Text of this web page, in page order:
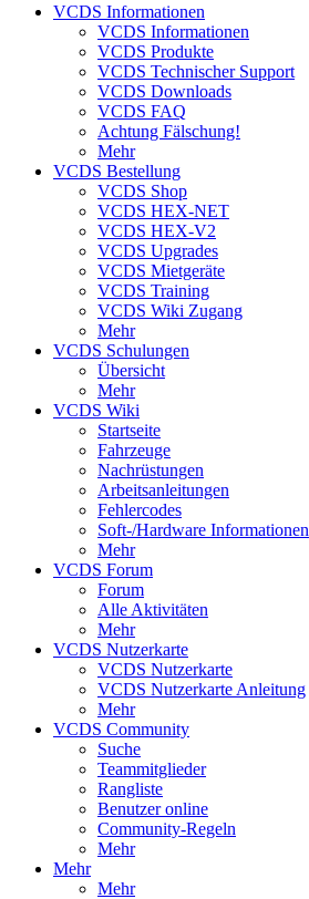
VCDS Informationen
VCDS Informationen
VCDS Produkte
VCDS Technischer Support
VCDS Downloads
VCDS FAQ
Achtung Fälschung!
Mehr
VCDS Bestellung
VCDS Shop
VCDS HEX-NET
VCDS HEX-V2
VCDS Upgrades
VCDS Mietgeräte
VCDS Training
VCDS Wiki Zugang
Mehr
VCDS Schulungen
Übersicht
Mehr
VCDS Wiki
Startseite
Fahrzeuge
Nachrüstungen
Arbeitsanleitungen
Fehlercodes
Soft-/Hardware Informationen
Mehr
VCDS Forum
Forum
Alle Aktivitäten
Mehr
VCDS Nutzerkarte
VCDS Nutzerkarte
VCDS Nutzerkarte Anleitung
Mehr
VCDS Community
Suche
Teammitglieder
Rangliste
Benutzer online
Community-Regeln
Mehr
Mehr
Mehr